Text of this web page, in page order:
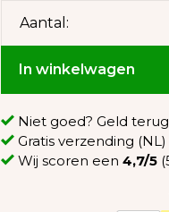
Aantal:
In winkelwagen
Niet goed? Geld
Gratis verzending
Wij scoren een 4,7/5